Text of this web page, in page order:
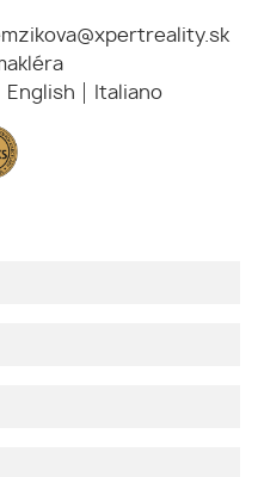
English Italiano